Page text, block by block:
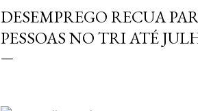
DESEMPREGO RECUA
PESSOAS NO TRI ATÉ